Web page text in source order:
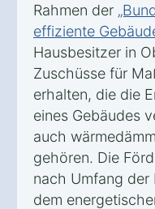
Rahmen der
effiziente
Hausbesitzer in
Zuschüsse für
erhalten, die die
eines Gebäudes
auch
gehören. Die
nach Umfang der
dem